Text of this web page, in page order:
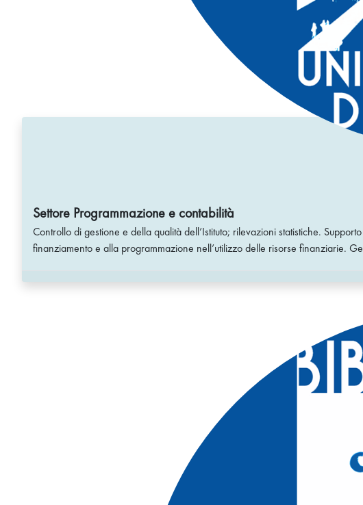
Settore Programmazione e contabilità
Controllo di gestione e della qualità dell’Istituto; rilevazioni statistiche.
finanziamento e alla programmazione nell’utilizzo delle risorse finanziarie.